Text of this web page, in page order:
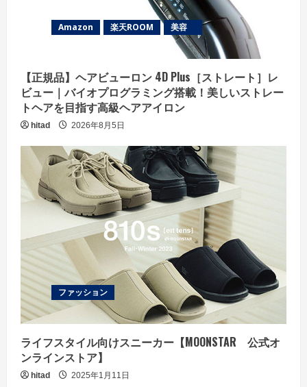
Amazon 楽天ROOM 美容
【正規品】ヘアビューロン 4D Plus［ストレート］レ
ビュー｜バイオプログラミング搭載！美しいストレー
トヘアを目指す高級ヘアアイロン
hitad 2026年8月5日
ファッション
ライフスタイル向けスニーカー【MOONSTAR 公式オ
ンラインストア】
hitad 2025年1月11日